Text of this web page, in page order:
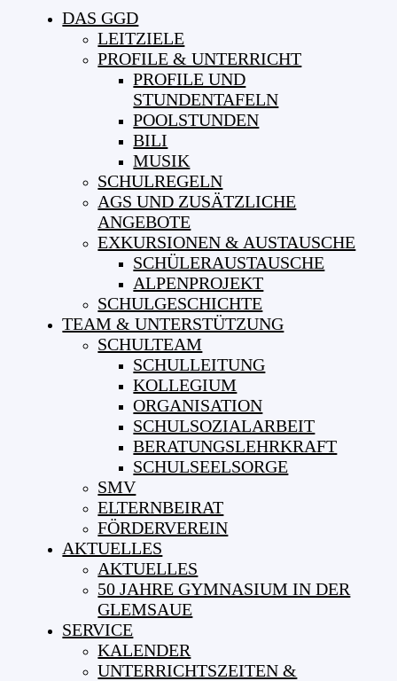
DAS GGD
LEITZIELE
PROFILE & UNTERRICHT
PROFILE UND
STUNDENTAFELN
POOLSTUNDEN
BILI
MUSIK
SCHULREGELN
AGS UND ZUSÄTZLICHE
ANGEBOTE
EXKURSIONEN & AUSTAUSCHE
SCHÜLERAUSTAUSCHE
ALPENPROJEKT
SCHULGESCHICHTE
TEAM & UNTERSTÜTZUNG
SCHULTEAM
SCHULLEITUNG
KOLLEGIUM
ORGANISATION
SCHULSOZIALARBEIT
BERATUNGSLEHRKRAFT
SCHULSEELSORGE
SMV
ELTERNBEIRAT
FÖRDERVEREIN
AKTUELLES
AKTUELLES
50 JAHRE GYMNASIUM IN DER
GLEMSAUE
SERVICE
KALENDER
UNTERRICHTSZEITEN &